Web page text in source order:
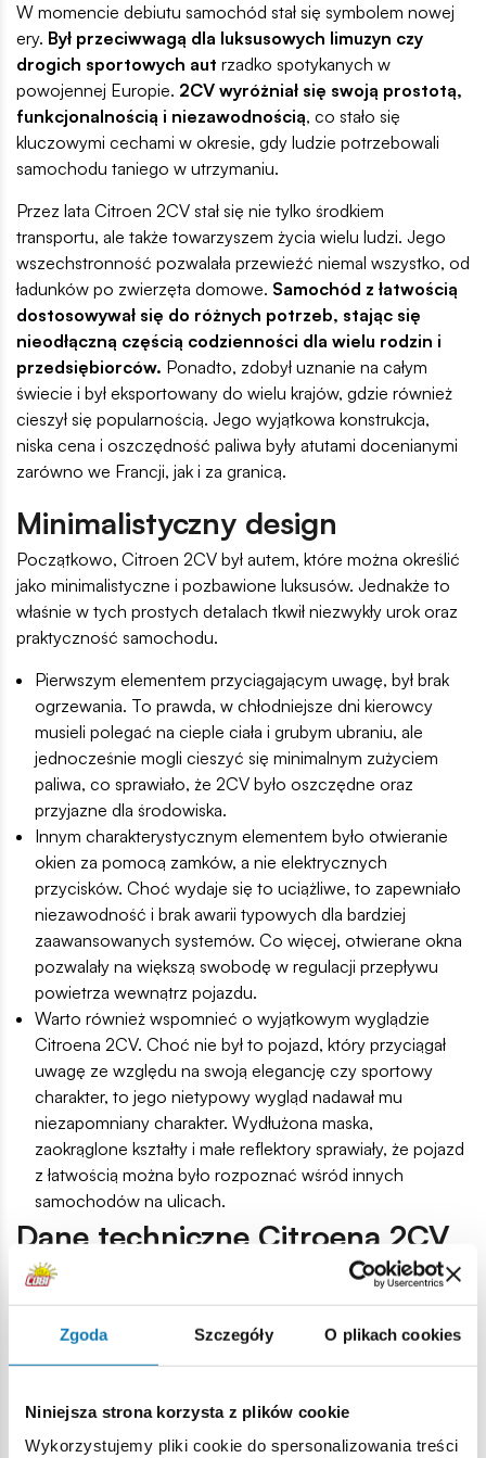
Zgoda Szczegóły O plikach cookies
Niniejsza strona korzysta z plików cookie
Wykorzystujemy pliki cookie do spersonalizowania treści
W momencie debiutu samochód stał się symbolem nowej
ery. Był przeciwwagą dla luksusowych limuzyn czy
drogich sportowych aut rzadko spotykanych w
powojennej Europie. 2CV wyróżniał się swoją prostotą,
funkcjonalnością i niezawodnością, co stało się
kluczowymi cechami w okresie, gdy ludzie potrzebowali
samochodu taniego w utrzymaniu.
Przez lata Citroen 2CV stał się nie tylko środkiem
transportu, ale także towarzyszem życia wielu ludzi. Jego
wszechstronność pozwalała przewieźć niemal wszystko, od
ładunków po zwierzęta domowe. Samochód z łatwością
dostosowywał się do różnych potrzeb, stając się
nieodłączną częścią codzienności dla wielu rodzin i
przedsiębiorców. Ponadto, zdobył uznanie na całym
świecie i był eksportowany do wielu krajów, gdzie również
cieszył się popularnością. Jego wyjątkowa konstrukcja,
niska cena i oszczędność paliwa były atutami docenianymi
zarówno we Francji, jak i za granicą.
Minimalistyczny design
Początkowo, Citroen 2CV był autem, które można określić
jako minimalistyczne i pozbawione luksusów. Jednakże to
właśnie w tych prostych detalach tkwił niezwykły urok oraz
praktyczność samochodu.
Pierwszym elementem przyciągającym uwagę, był brak
ogrzewania. To prawda, w chłodniejsze dni kierowcy
musieli polegać na cieple ciała i grubym ubraniu, ale
jednocześnie mogli cieszyć się minimalnym zużyciem
paliwa, co sprawiało, że 2CV było oszczędne oraz
przyjazne dla środowiska.
Innym charakterystycznym elementem było otwieranie
okien za pomocą zamków, a nie elektrycznych
przycisków. Choć wydaje się to uciążliwe, to zapewniało
niezawodność i brak awarii typowych dla bardziej
zaawansowanych systemów. Co więcej, otwierane okna
pozwalały na większą swobodę w regulacji przepływu
powietrza wewnątrz pojazdu.
Warto również wspomnieć o wyjątkowym wyglądzie
Citroena 2CV. Choć nie był to pojazd, który przyciągał
uwagę ze względu na swoją elegancję czy sportowy
charakter, to jego nietypowy wygląd nadawał mu
niezapomniany charakter. Wydłużona maska,
zaokrąglone kształty i małe reflektory sprawiały, że pojazd
z łatwością można było rozpoznać wśród innych
samochodów na ulicach.
Dane techniczne Citroena 2CV
Citroen 2CV, mimo swojej skromnej mocy, był
niektóre dane techniczne, które warto poznać:
Silnik – samochód był wyposażony w niewielki silnik o
wynoszącą jedynie 9 KM. To niepozorne źródło napędu
pozwalało na osiągnięcie maksymalnej prędkości rzędu